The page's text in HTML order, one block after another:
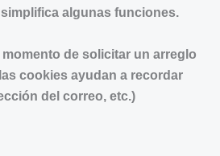
algunas funciones.
de solicitar un arreglo
cookies ayudan a recordar
del correo, etc.)